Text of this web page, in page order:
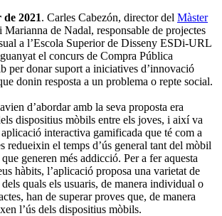
2021. Carles Cabezón, director del Màster
Marianna de Nadal, responsable de projectes
a l’Escola Superior de Disseny ESDi-URL
el concurs de Compra Pública
per donar suport a iniciatives d’innovació
donin resposta a un problema o repte social.
d’abordar amb la seva proposta era
dispositius mòbils entre els joves, i així va
interactiva gamificada que té com a
redueixin el temps d’ús general tant del mòbil
generen més addicció. Per a fer aquesta
hàbits, l’aplicació proposa una varietat de
quals els usuaris, de manera individual o
han de superar proves que, de manera
l’ús dels dispositius mòbils.